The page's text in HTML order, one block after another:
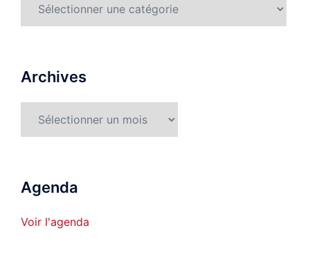
Archives
Agenda
Voir l'agenda